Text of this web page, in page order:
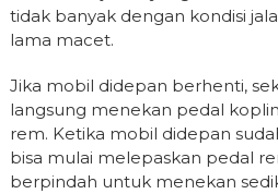
tidak banyak dengan kondisi
lama macet.
Jika mobil didepan berhenti,
langsung menekan pedal
rem. Ketika mobil didepan
bisa mulai melepaskan pedal
berpindah untuk menekan